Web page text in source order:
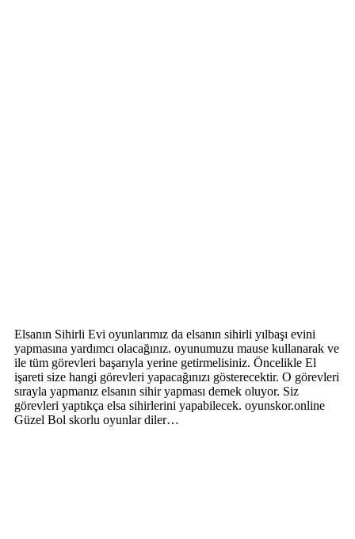
Elsanın Sihirli Evi oyunlarımız da elsanın sihirli yılbaşı evini
yapmasına yardımcı olacağınız. oyunumuzu mause kullanarak ve
ile tüm görevleri başarıyla yerine getirmelisiniz. Öncelikle El
işareti size hangi görevleri yapacağınızı gösterecektir. O görevleri
sırayla yapmanız elsanın sihir yapması demek oluyor. Siz
görevleri yaptıkça elsa sihirlerini yapabilecek. oyunskor.online
Güzel Bol skorlu oyunlar diler…